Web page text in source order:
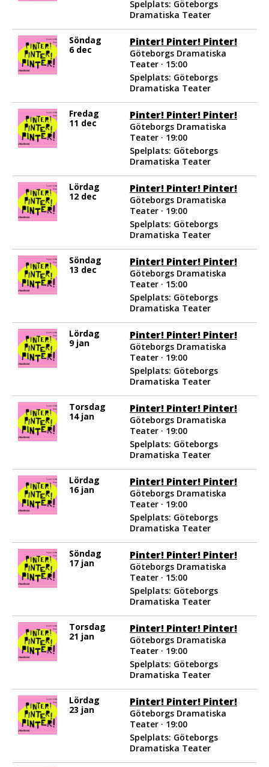
Spelplats: Göteborgs
Dramatiska Teater
Söndag
6 dec
Pinter! Pinter! Pinter!
Göteborgs Dramatiska
Teater · 15:00
Spelplats: Göteborgs
Dramatiska Teater
Fredag
11 dec
Pinter! Pinter! Pinter!
Göteborgs Dramatiska
Teater · 19:00
Spelplats: Göteborgs
Dramatiska Teater
Lördag
12 dec
Pinter! Pinter! Pinter!
Göteborgs Dramatiska
Teater · 19:00
Spelplats: Göteborgs
Dramatiska Teater
Söndag
13 dec
Pinter! Pinter! Pinter!
Göteborgs Dramatiska
Teater · 15:00
Spelplats: Göteborgs
Dramatiska Teater
Lördag
9 jan
Pinter! Pinter! Pinter!
Göteborgs Dramatiska
Teater · 19:00
Spelplats: Göteborgs
Dramatiska Teater
Torsdag
14 jan
Pinter! Pinter! Pinter!
Göteborgs Dramatiska
Teater · 19:00
Spelplats: Göteborgs
Dramatiska Teater
Lördag
16 jan
Pinter! Pinter! Pinter!
Göteborgs Dramatiska
Teater · 19:00
Spelplats: Göteborgs
Dramatiska Teater
Söndag
17 jan
Pinter! Pinter! Pinter!
Göteborgs Dramatiska
Teater · 15:00
Spelplats: Göteborgs
Dramatiska Teater
Torsdag
21 jan
Pinter! Pinter! Pinter!
Göteborgs Dramatiska
Teater · 19:00
Spelplats: Göteborgs
Dramatiska Teater
Lördag
23 jan
Pinter! Pinter! Pinter!
Göteborgs Dramatiska
Teater · 19:00
Spelplats: Göteborgs
Dramatiska Teater